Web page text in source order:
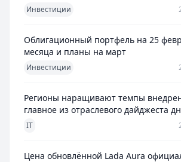
Инвестиции
Облигационный портфель на 25
месяца и планы на март
Инвестиции
Регионы наращивают темпы
главное из отраслевого дайджеста
IT
Цена обновлённой Lada Aura